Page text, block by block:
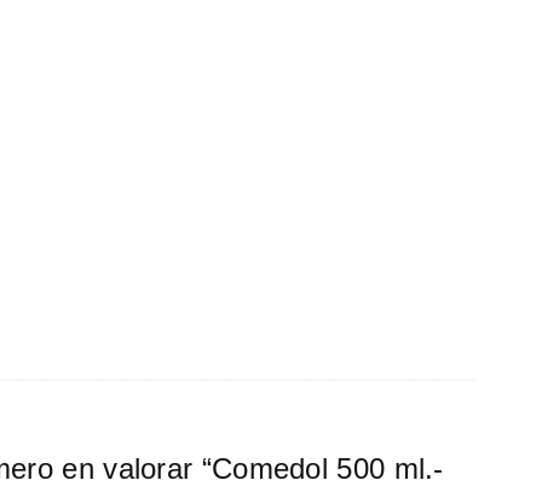
en valorar “Comedol 500 ml.-